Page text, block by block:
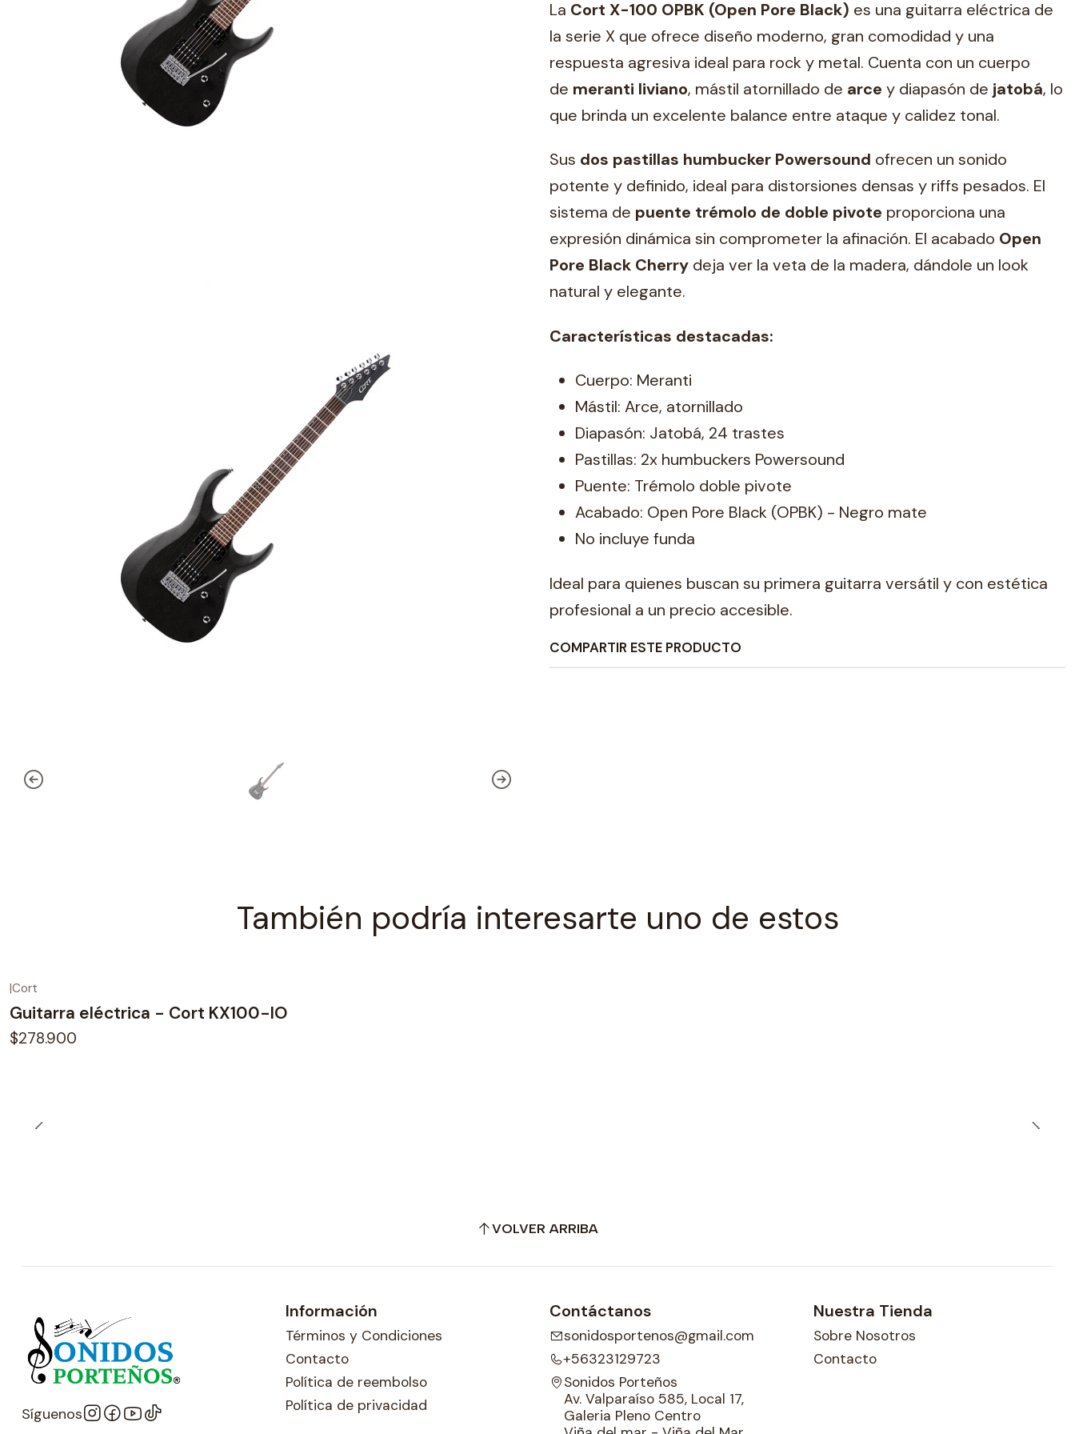
La Cort X-100 OPBK (Open Pore Black) es una guitarra eléctrica de
la serie X que ofrece diseño moderno, gran comodidad y una
respuesta agresiva ideal para rock y metal. Cuenta con un cuerpo
de meranti liviano, mástil atornillado de arce y diapasón de jatobá, lo
que brinda un excelente balance entre ataque y calidez tonal.
Sus dos pastillas humbucker Powersound ofrecen un sonido
potente y definido, ideal para distorsiones densas y riffs pesados. El
sistema de puente trémolo de doble pivote proporciona una
expresión dinámica sin comprometer la afinación. El acabado Open
Pore Black Cherry deja ver la veta de la madera, dándole un look
natural y elegante.
Características destacadas:
Cuerpo: Meranti
Mástil: Arce, atornillado
Diapasón: Jatobá, 24 trastes
Pastillas: 2x humbuckers Powersound
Puente: Trémolo doble pivote
Acabado: Open Pore Black (OPBK) - Negro mate
No incluye funda
Ideal para quienes buscan su primera guitarra versátil y con estética
profesional a un precio accesible.
COMPARTIR ESTE PRODUCTO
También podría interesarte uno de estos
|Cort
Guitarra eléctrica - Cort KX100-IO
$278.900
VOLVER ARRIBA
Síguenos
Información
Términos y Condiciones
Contacto
Política de reembolso
Política de privacidad
Contáctanos
sonidosportenos@gmail.com
+56323129723
Sonidos Porteños
Av. Valparaíso 585, Local 17,
Galeria Pleno Centro
Nuestra Tienda
Sobre Nosotros
Contacto